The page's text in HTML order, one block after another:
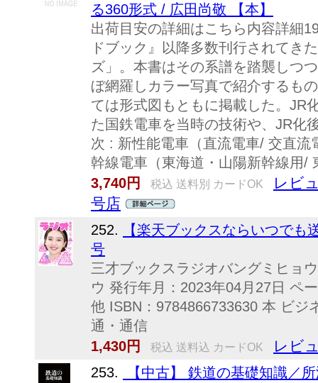
る360形式 / 広田尚敬 【本】
出荷目安の詳細はこちら内容詳細
ドブック』以降多数刊行されてき
ズ」。本書はその系譜を踏襲しつ
ぼ網羅しカラー写真で紹介するも
ては形式図もともに掲載した。JR
た国鉄電車を当時の技術や、JR化
次 : 新性能電車（直流電車/ 交直
幹線電車（東海道・山陽新幹線用/
3,740円
税込 送料別 カードOK
レビ
号店
252.
【楽天ブックスならいつで
号
三才ブックスラジオバングミヒョ
ウ 発行年月：2023年04月27日 ペ
他 ISBN：9784866733630 本 ビジ
通・通信
1,430円
税込 送料込 カードOK レビ
253.
【中古】 鉄道の基礎知識／